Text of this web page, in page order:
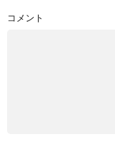
コメント